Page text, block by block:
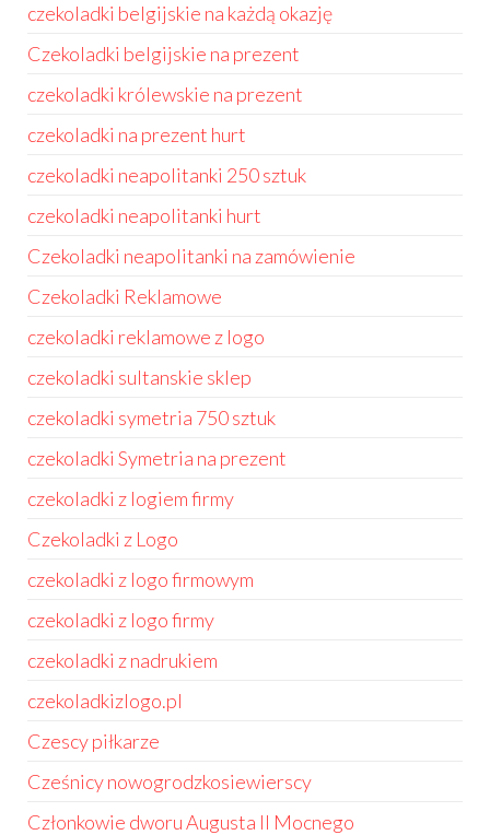
czekoladki belgijskie na każdą okazję
Czekoladki belgijskie na prezent
czekoladki królewskie na prezent
czekoladki na prezent hurt
czekoladki neapolitanki 250 sztuk
czekoladki neapolitanki hurt
Czekoladki neapolitanki na zamówienie
Czekoladki Reklamowe
czekoladki reklamowe z logo
czekoladki sultanskie sklep
czekoladki symetria 750 sztuk
czekoladki Symetria na prezent
czekoladki z logiem firmy
Czekoladki z Logo
czekoladki z logo firmowym
czekoladki z logo firmy
czekoladki z nadrukiem
czekoladkizlogo.pl
Czescy piłkarze
Cześnicy nowogrodzkosiewierscy
Członkowie dworu Augusta II Mocnego